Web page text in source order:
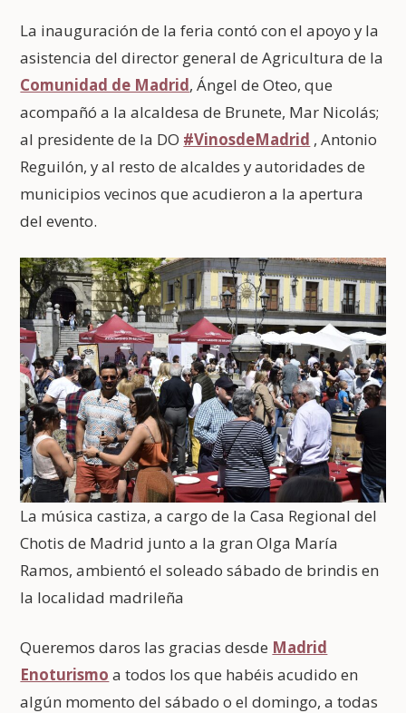
La inauguración de la feria contó con el apoyo y la
asistencia del director general de Agricultura de la
Comunidad de Madrid, Ángel de Oteo, que
acompañó a la alcaldesa de Brunete, Mar Nicolás;
al presidente de la DO #VinosdeMadrid , Antonio
Reguilón, y al resto de alcaldes y autoridades de
municipios vecinos que acudieron a la apertura
del evento.
La música castiza, a cargo de la Casa Regional del
Chotis de Madrid junto a la gran Olga María
Ramos, ambientó el soleado sábado de brindis en
la localidad madrileña
Queremos daros las gracias desde Madrid
Enoturismo a todos los que habéis acudido en
algún momento del sábado o el domingo, a todas